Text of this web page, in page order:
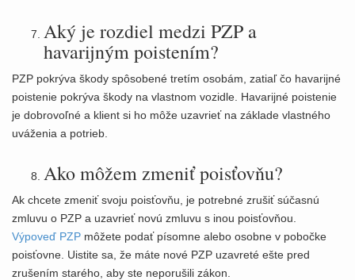
Aký je rozdiel medzi PZP a
havarijným poistením?
PZP pokrýva škody spôsobené tretím osobám, zatiaľ čo havarijné
poistenie pokrýva škody na vlastnom vozidle. Havarijné poistenie
je dobrovoľné a klient si ho môže uzavrieť na základe vlastného
uváženia a potrieb.
Ako môžem zmeniť poisťovňu?
Ak chcete zmeniť svoju poisťovňu, je potrebné zrušiť súčasnú
zmluvu o PZP a uzavrieť novú zmluvu s inou poisťovňou.
Výpoveď PZP môžete podať písomne alebo osobne v pobočke
poisťovne. Uistite sa, že máte nové PZP uzavreté ešte pred
zrušením starého, aby ste neporušili zákon.